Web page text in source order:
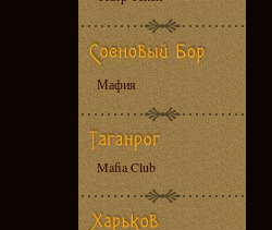
Мафия
Mafia Club